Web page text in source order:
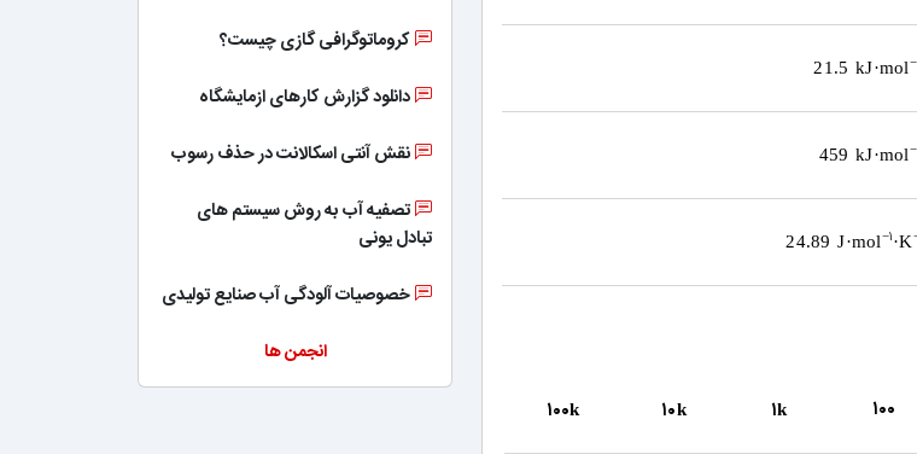
21.5 kJ·mol
459 kJ·mol
24.89 J·mol−۱·K
۱۰۰ ۱k ۱۰k ۱۰۰k
کروماتوگرافی گازی چیست؟
دانلود گزارش کارهای ازمایشگاه
نقش آنتی اسکالانت در حذف رسوب
تصفیه آب به روش سیستم های
تبادل یونی
خصوصیات آلودگی آب صنایع تولیدی
انجمن ها